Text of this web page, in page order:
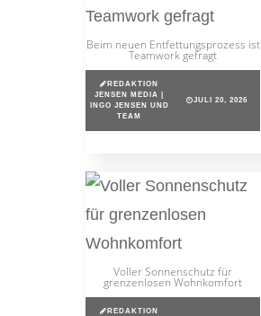
Beim neuen Entfettungsprozess ist
Teamwork gefragt
REDAKTION
JENSEN MEDIA |
INGO JENSEN UND
TEAM
JULI 20, 2026
Voller Sonnenschutz für
grenzenlosen Wohnkomfort
REDAKTION